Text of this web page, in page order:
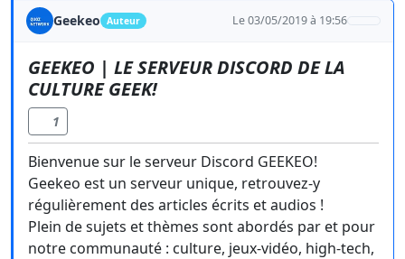
Geekeo Auteur Le 03/05/2019 à 19:56
GEEKEO | LE SERVEUR DISCORD DE LA
CULTURE GEEK!
1
Bienvenue sur le serveur Discord GEEKEO!
Geekeo est un serveur unique, retrouvez-y
régulièrement des articles écrits et audios !
Plein de sujets et thèmes sont abordés par et pour
notre communauté : culture, jeux-vidéo, high-tech,